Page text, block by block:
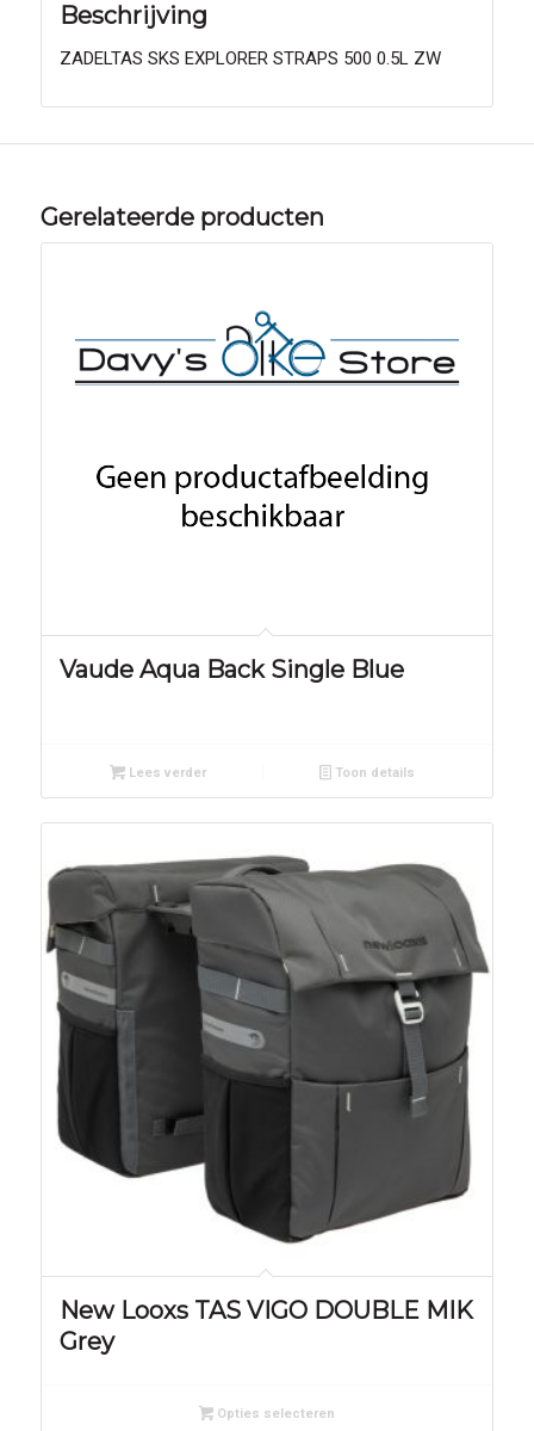
Beschrijving
ZADELTAS SKS EXPLORER STRAPS 500 0.5L ZW
Gerelateerde producten
Vaude Aqua Back Single Blue
Lees verder Toon details
New Looxs TAS VIGO DOUBLE MIK
Grey
Opties selecteren